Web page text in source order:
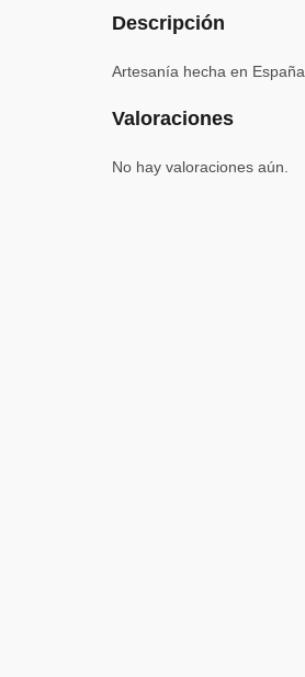
Descripción
Artesanía hecha en España.
Valoraciones
No hay valoraciones aún.